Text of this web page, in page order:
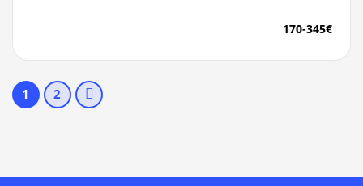
170-345€
1 2